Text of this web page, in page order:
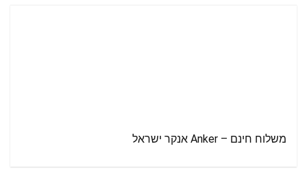
משלוח חינם – Anker אנקר ישראל